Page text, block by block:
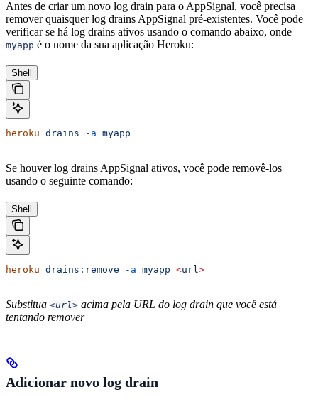
Antes de criar um novo log drain para o AppSignal, você precisa
remover quaisquer log drains AppSignal pré-existentes. Você pode
verificar se há log drains ativos usando o comando abaixo, onde
myapp é o nome da sua aplicação Heroku:
Shell
heroku drains -a myapp
Se houver log drains AppSignal ativos, você pode removê-los
usando o seguinte comando:
Shell
heroku drains:remove -a myapp <url >
Substitua <url> acima pela URL do log drain que você está
tentando remover
Adicionar novo log drain